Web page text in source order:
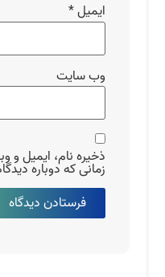
ایمیل*
وب‌ سایت
ذخیره نام، ایمیل و
زمانی که دوباره